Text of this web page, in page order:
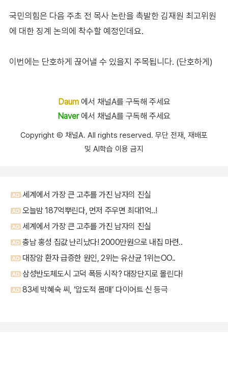
국민의힘은 다음 주초 전 목사 논란을 촉발한 김재원 최고위원
에 대한 징계 논의에 착수할 예정인데요.
이번에는 단호하게 끊어낼 수 있을지 주목됩니다. (단호하게)
Daum에서 채널A를 구독해 주세요
Naver에서 채널A를 구독해 주세요
Copyright Ⓒ 채널A. All rights reserved. 무단 전재, 재배포
및 AI학습 이용 금지